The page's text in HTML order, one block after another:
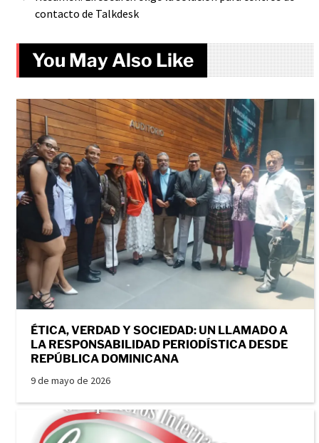
contacto de Talkdesk
You May Also Like
ÉTICA, VERDAD Y SOCIEDAD: UN LLAMADO A
LA RESPONSABILIDAD PERIODÍSTICA DESDE
REPÚBLICA DOMINICANA
9 de mayo de 2026